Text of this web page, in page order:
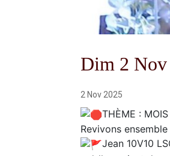
Dim 2 Nov
2 Nov 2025
THÈME : MOIS
Revivons
Jean 10V10